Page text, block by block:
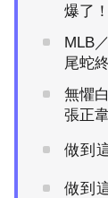
爆了！
MLB
尾蛇
無懼
張正
做到
做到